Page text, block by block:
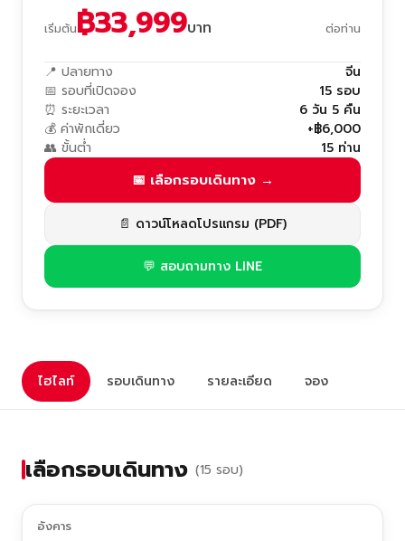
เริ่มต้น฿33,999บาท ต่อท่าน
📍 ปลายทาง
จีน
📅 รอบที่เปิดจอง
15 รอบ
⏰ ระยะเวลา
6 วัน 5 คืน
💰 ค่าพักเดี่ยว
+฿6,000
👥 ขั้นต่ำ
15 ท่าน
📅 เลือกรอบเดินทาง →
📄 ดาวน์โหลดโปรแกรม (PDF)
💬 สอบถามทาง LINE
ไฮไลท์ รอบเดินทาง รายละเอียด จอง
เลือกรอบเดินทาง (15 รอบ)
อังคาร